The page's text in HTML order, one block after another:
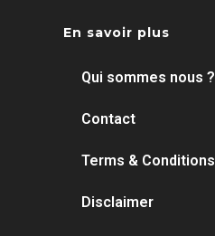
En savoir plus
Qui sommes nous ?
Contact
Terms & Conditions
Disclaimer